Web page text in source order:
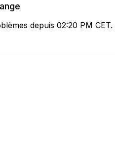
depuis 02:20 PM CET.